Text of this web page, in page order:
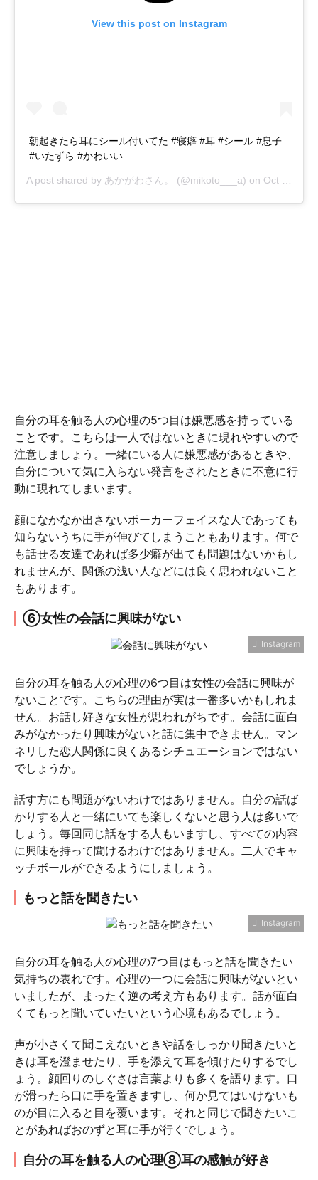
View this post on Instagram
朝起きたら耳にシール付いてた #寝癖 #耳 #シール #息子
#いたずら #かわいい
A post shared by あかがわさん。 (@mikoto___a) on Oct 24, 2018 at 7:10pm PDT
自分の耳を触る人の心理の5つ目は嫌悪感を持っている
ことです。こちらは一人ではないときに現れやすいので
注意しましょう。一緒にいる人に嫌悪感があるときや、
自分について気に入らない発言をされたときに不意に行
動に現れてしまいます。
顔になかなか出さないポーカーフェイスな人であっても
知らないうちに手が伸びてしまうこともあります。何で
も話せる友達であれば多少癖が出ても問題はないかもし
れませんが、関係の浅い人などには良く思われないこと
もあります。
⑥女性の会話に興味がない
Instagram
自分の耳を触る人の心理の6つ目は女性の会話に興味が
ないことです。こちらの理由が実は一番多いかもしれま
せん。お話し好きな女性が思われがちです。会話に面白
みがなかったり興味がないと話に集中できません。マン
ネリした恋人関係に良くあるシチュエーションではない
でしょうか。
話す方にも問題がないわけではありません。自分の話ば
かりする人と一緒にいても楽しくないと思う人は多いで
しょう。毎回同じ話をする人もいますし、すべての内容
に興味を持って聞けるわけではありません。二人でキャ
ッチボールができるようにしましょう。
もっと話を聞きたい
Instagram
自分の耳を触る人の心理の7つ目はもっと話を聞きたい
気持ちの表れです。心理の一つに会話に興味がないとい
いましたが、まったく逆の考え方もあります。話が面白
くてもっと聞いていたいという心境もあるでしょう。
声が小さくて聞こえないときや話をしっかり聞きたいと
きは耳を澄ませたり、手を添えて耳を傾けたりするでし
ょう。顔回りのしぐさは言葉よりも多くを語ります。口
が滑ったら口に手を置きますし、何か見てはいけないも
のが目に入ると目を覆います。それと同じで聞きたいこ
とがあればおのずと耳に手が行くでしょう。
自分の耳を触る人の心理⑧耳の感触が好き